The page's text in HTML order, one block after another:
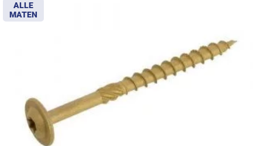
ALLE
MATEN